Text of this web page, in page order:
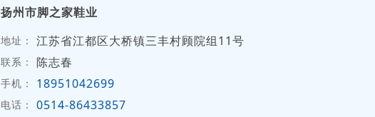
扬州市脚之家鞋业
地址： 江苏省江都区大桥镇三丰村顾院组11号
联系： 陈志春
手机： 18951042699
电话： 0514-86433857